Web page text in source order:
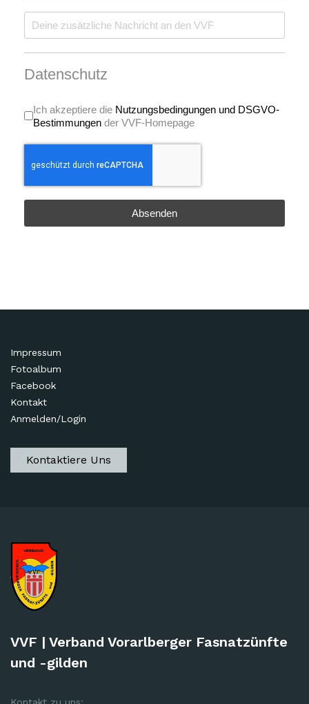
Datenschutz
Nutzungsbedingungen*
Ich akzeptiere die Nutzungsbedingungen und DSGVO-
Bestimmungen der VVF-Homepage
Absenden
Impressum
Fotoalbum
Facebook
Kontakt
Anmelden/Login
Kontaktiere Uns
VVF | Verband Vorarlberger Fasnatzünfte
und -gilden
Kontakt zu uns: